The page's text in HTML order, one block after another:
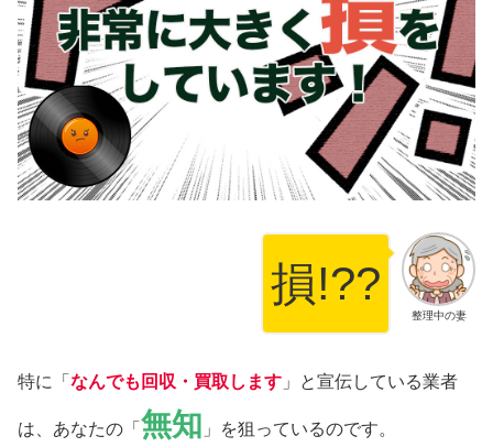
整理中の妻
損!??
特に「 なんでも回収・買取します 」と宣伝している業者
は、あなたの「 無知 」を狙っているのです。